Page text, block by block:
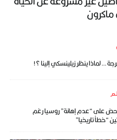
ماكرون
… لماذا ينظر زيلينسكي إلينا ؟!
على “عدم إهانة” روسيا رغم
“خطأ تاريخيا”